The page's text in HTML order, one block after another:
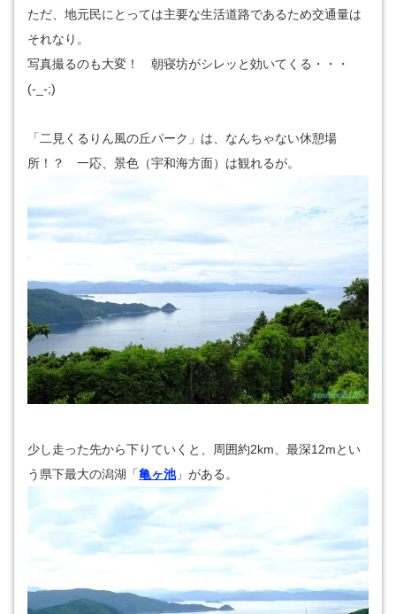
ただ、地元民にとっては主要な生活道路であるため交通量は
それなり。
写真撮るのも大変！ 朝寝坊がシレッと効いてくる・・・
(-_-;)
「二見くるりん風の丘パーク」は、なんちゃない休憩場
所！？ 一応、景色（宇和海方面）は観れるが。
少し走った先から下りていくと、周囲約2km、最深12mとい
う県下最大の潟湖「亀ヶ池」がある。